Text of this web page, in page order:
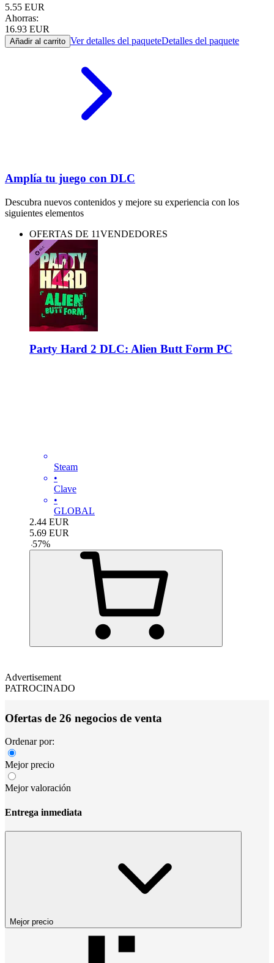
5.55 EUR
Ahorras:
16.93 EUR
Añadir al carrito Ver detalles del paqueteDetalles del paquete
Amplía tu juego con DLC
Descubra nuevos contenidos y mejore su experiencia con los
siguientes elementos
OFERTAS DE 11VENDEDORES
Party Hard 2 DLC: Alien Butt Form PC
Steam
•
Clave
•
GLOBAL
2.44 EUR
5.69 EUR
-57%
Advertisement
PATROCINADO
Ofertas de 26 negocios de venta
Ordenar por:
Mejor precio
Mejor valoración
Entrega inmediata
Mejor precio